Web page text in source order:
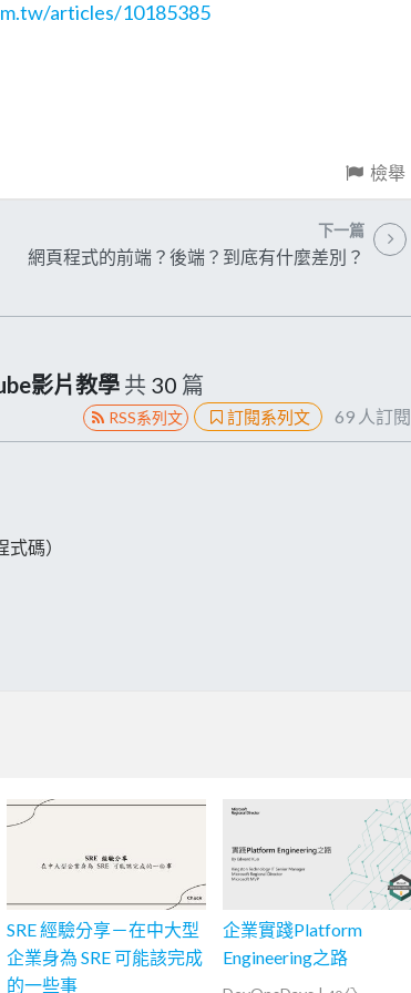
articles/10185385
檢舉
下一篇
網頁程式的前端？後端？到底有什麼差別？
影片教學 共 30 篇
RSS系列文 訂閱系列文 69 人訂閱
碼）
SRE 經驗分享－在中大型
企業身為 SRE 可能該完成
的一些事
企業實踐Platform
Engineering之路